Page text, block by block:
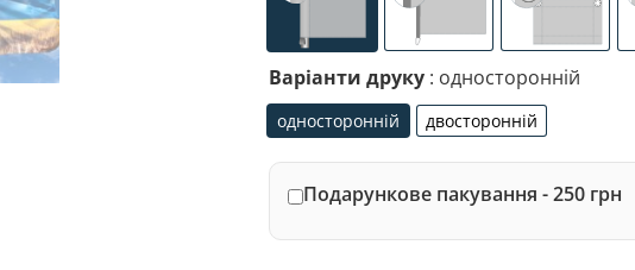
Варіанти друку : односторонній
односторонній
односторонній
двосторонній
двосторонній
Подарункове пакування - 250 грн